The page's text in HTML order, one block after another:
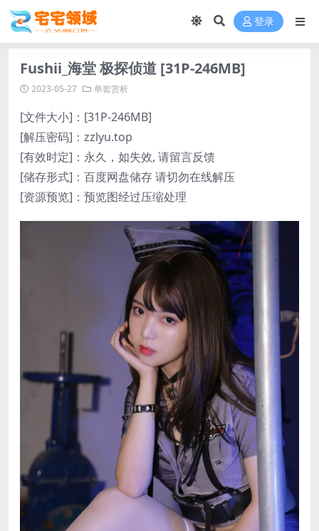
登录
Fushii_海堂 极探侦道 [31P-246MB]
2023-05-27 单套赏析
[文件大小]：[31P-246MB]
[解压密码]：zzlyu.top
[有效时定]：永久，如失效, 请留言反馈
[储存形式]：百度网盘储存 请切勿在线解压
[资源预览]：预览图经过压缩处理